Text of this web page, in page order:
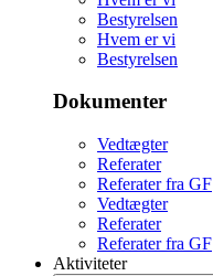
Bestyrelsen
Hvem er vi
Bestyrelsen
Dokumenter
Vedtægter
Referater
Referater fra GF
Vedtægter
Referater
Referater fra GF
Aktiviteter